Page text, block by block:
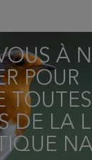
À
POUR
DE LA